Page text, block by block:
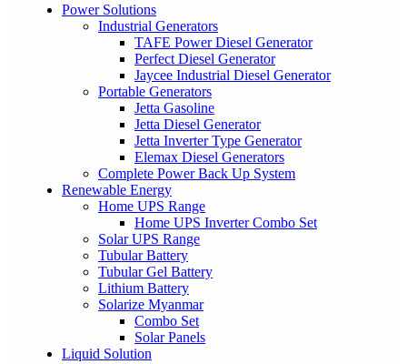
Power Solutions
Industrial Generators
TAFE Power Diesel Generator
Perfect Diesel Generator
Jaycee Industrial Diesel Generator
Portable Generators
Jetta Gasoline
Jetta Diesel Generator
Jetta Inverter Type Generator
Elemax Diesel Generators
Complete Power Back Up System
Renewable Energy
Home UPS Range
Home UPS Inverter Combo Set
Solar UPS Range
Tubular Battery
Tubular Gel Battery
Lithium Battery
Solarize Myanmar
Combo Set
Solar Panels
Liquid Solution